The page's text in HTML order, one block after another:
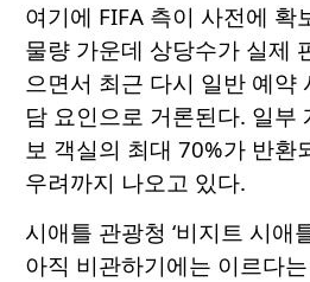
여기에 FIFA 측이 사전에 확
물량 가운데 상당수가 실제
으면서 최근 다시 일반 예약
담 요인으로 거론된다. 일부
보 객실의 최대 70%가 반환
우려까지 나오고 있다.
시애틀 관광청 ‘비지트 시애
아직 비관하기에는 이르다